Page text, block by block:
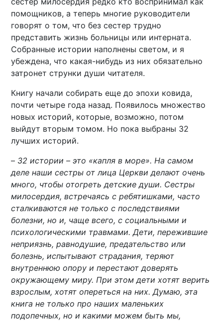
помощников, а теперь многие руководители
говорят о том, что без сестер трудно
представить жизнь больницы или интерната.
Собранные истории наполнены светом, и я
убеждена, что какая-нибудь из них обязательно
затронет струнки души читателя.
Книгу начали собирать еще до эпохи ковида,
почти четыре года назад. Появилось множество
новых историй, которые, возможно, потом
выйдут вторым томом. Но пока выбраны 32
лучших историй.
– 32 истории – это «капля в море». На самом
деле наши сестры от лица Церкви делают очень
много, чтобы отогреть детские души. Сестры
милосердия, встречаясь с ребятишками, часто
сталкиваются не только с последствиями
болезни, но и, чаще всего, с социальными и
психологическими травмами. Дети, пережившие
неприязнь, равнодушие, предательство или
болезнь, испытывают страдания, теряют
внутреннюю опору и перестают доверять
окружающему миру. При этом дети хотят верить
взрослым, хотят опереться на них. Думаю, эта
книга не только про наших маленьких
подопечных, но и какими можем быть мы,